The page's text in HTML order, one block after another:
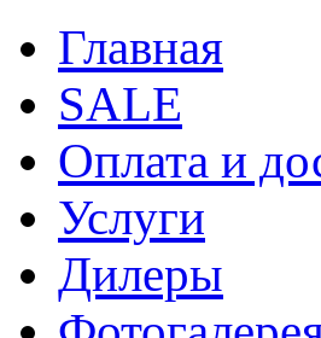
Главная
SALE
Оплата и
Услуги
Дилеры